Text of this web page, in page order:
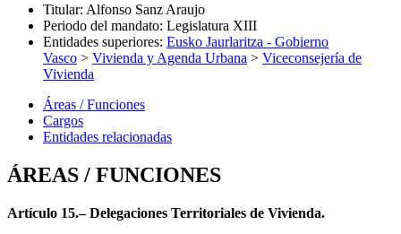
Titular: Alfonso Sanz Araujo
Periodo del mandato: Legislatura XIII
Entidades superiores: Eusko Jaurlaritza - Gobierno
Vasco > Vivienda y Agenda Urbana > Viceconsejería de
Vivienda
Áreas / Funciones
Cargos
Entidades relacionadas
ÁREAS / FUNCIONES
Artículo 15.– Delegaciones Territoriales de Vivienda.